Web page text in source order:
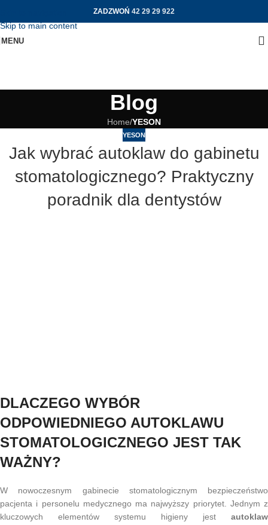
Skip to main content
ZADZWOŃ 42 29 29 922
MENU
Blog
Home/YESON
YESON
Jak wybrać autoklaw do gabinetu
stomatologicznego? Praktyczny
poradnik dla dentystów
DLACZEGO WYBÓR
ODPOWIEDNIEGO AUTOKLAWU
STOMATOLOGICZNEGO JEST TAK
WAŻNY?
W nowoczesnym gabinecie stomatologicznym bezpieczeństwo
pacjenta i personelu medycznego ma najwyższy priorytet. Jednym z
kluczowych elementów systemu higieny jest autoklaw